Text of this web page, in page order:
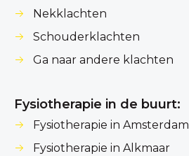
Nekklachten
Schouderklachten
Ga naar andere klachten
Fysiotherapie in de buurt:
Fysiotherapie in Amsterdam
Fysiotherapie in Alkmaar